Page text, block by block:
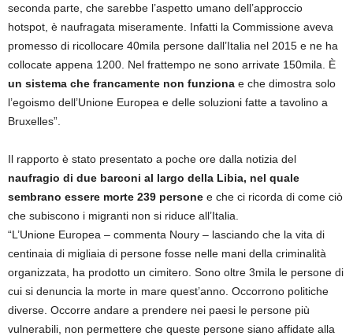
seconda parte, che sarebbe l’aspetto umano dell’approccio
hotspot, è naufragata miseramente. Infatti la Commissione aveva
promesso di ricollocare 40mila persone dall’Italia nel 2015 e ne ha
collocate appena 1200. Nel frattempo ne sono arrivate 150mila. È
un sistema che francamente non funziona e che dimostra solo
l’egoismo dell’Unione Europea e delle soluzioni fatte a tavolino a
Bruxelles”.
Il rapporto è stato presentato a poche ore dalla notizia del
naufragio di due barconi al largo della Libia, nel quale
sembrano essere morte 239 persone e che ci ricorda di come ciò
che subiscono i migranti non si riduce all’Italia.
“L’Unione Europea – commenta Noury – lasciando che la vita di
centinaia di migliaia di persone fosse nelle mani della criminalità
organizzata, ha prodotto un cimitero. Sono oltre 3mila le persone di
cui si denuncia la morte in mare quest’anno. Occorrono politiche
diverse. Occorre andare a prendere nei paesi le persone più
vulnerabili, non permettere che queste persone siano affidate alla